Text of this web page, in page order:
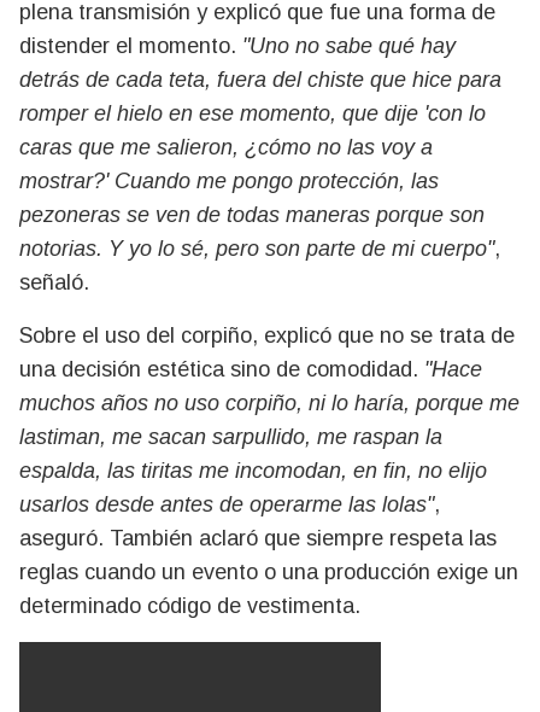
plena transmisión y explicó que fue una forma de
distender el momento. "Uno no sabe qué hay
detrás de cada teta, fuera del chiste que hice para
romper el hielo en ese momento, que dije 'con lo
caras que me salieron, ¿cómo no las voy a
mostrar?' Cuando me pongo protección, las
pezoneras se ven de todas maneras porque son
notorias. Y yo lo sé, pero son parte de mi cuerpo",
señaló.
Sobre el uso del corpiño, explicó que no se trata de
una decisión estética sino de comodidad. "Hace
muchos años no uso corpiño, ni lo haría, porque me
lastiman, me sacan sarpullido, me raspan la
espalda, las tiritas me incomodan, en fin, no elijo
usarlos desde antes de operarme las lolas",
aseguró. También aclaró que siempre respeta las
reglas cuando un evento o una producción exige un
determinado código de vestimenta.